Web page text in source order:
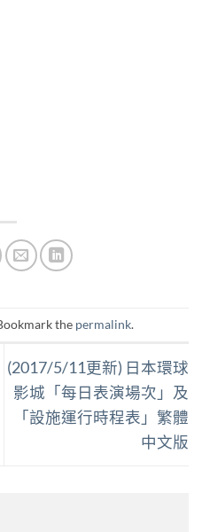
the permalink.
(2017/5/11更新) 日本環球
影城「每日表演場次」及
「設施運行時程表」繁體
中文版